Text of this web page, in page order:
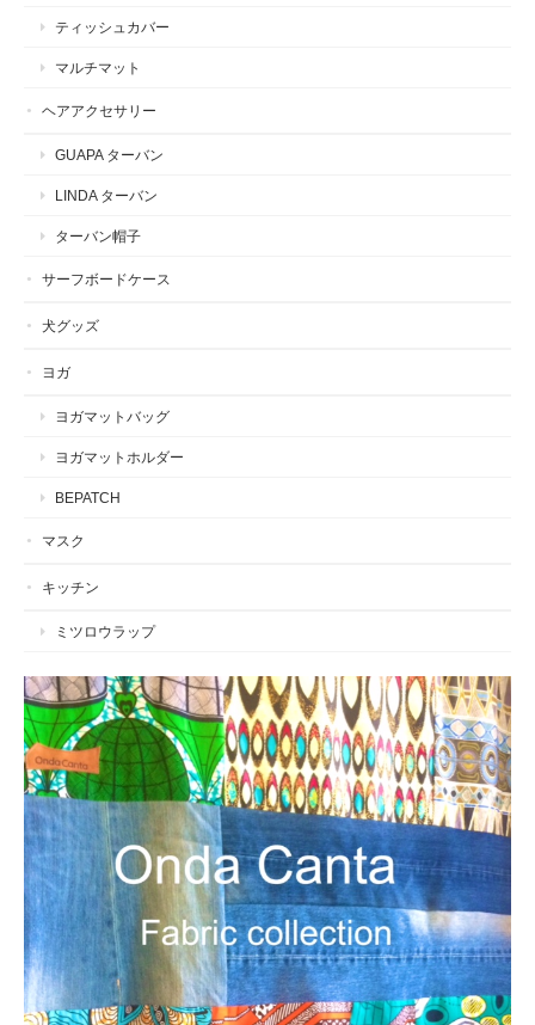
ティッシュカバー
マルチマット
ヘアアクセサリー
GUAPA ターバン
LINDA ターバン
ターバン帽子
サーフボードケース
犬グッズ
ヨガ
ヨガマットバッグ
ヨガマットホルダー
BEPATCH
マスク
キッチン
ミツロウラップ